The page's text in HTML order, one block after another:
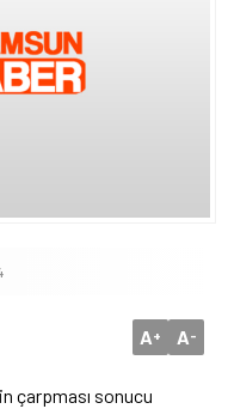
A+ A-
çarpması sonucu